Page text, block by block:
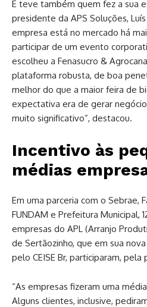
E teve também quem fez a sua
presidente da APS Soluções,
empresa está no mercado há
participar de um evento
escolheu a Fenasucro &
plataforma robusta, de boa
melhor do que a maior feira de
expectativa era de gerar
muito significativo”, destacou.
Incentivo às
médias
Em uma parceria com o Sebrae,
FUNDAM e Prefeitura Municipal,
empresas do APL (Arranjo
de Sertãozinho, que em sua
pelo CEISE Br, participaram,
“As empresas fizeram uma
Alguns clientes, inclusive,